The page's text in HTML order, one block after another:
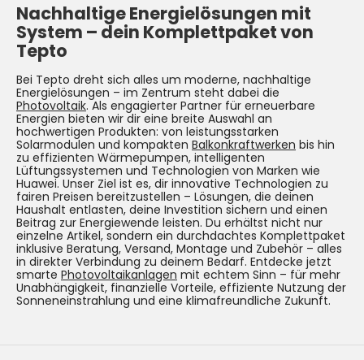
Nachhaltige Energielösungen mit
System – dein Komplettpaket von
Tepto
Bei Tepto dreht sich alles um moderne, nachhaltige
Energielösungen – im Zentrum steht dabei die
Photovoltaik. Als engagierter Partner für erneuerbare
Energien bieten wir dir eine breite Auswahl an
hochwertigen Produkten: von leistungsstarken
Solarmodulen und kompakten Balkonkraftwerken bis hin
zu effizienten Wärmepumpen, intelligenten
Lüftungssystemen und Technologien von Marken wie
Huawei. Unser Ziel ist es, dir innovative Technologien zu
fairen Preisen bereitzustellen – Lösungen, die deinen
Haushalt entlasten, deine Investition sichern und einen
Beitrag zur Energiewende leisten. Du erhältst nicht nur
einzelne Artikel, sondern ein durchdachtes Komplettpaket
inklusive Beratung, Versand, Montage und Zubehör – alles
in direkter Verbindung zu deinem Bedarf. Entdecke jetzt
smarte Photovoltaikanlagen mit echtem Sinn – für mehr
Unabhängigkeit, finanzielle Vorteile, effiziente Nutzung der
Sonneneinstrahlung und eine klimafreundliche Zukunft.